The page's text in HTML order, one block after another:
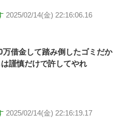
2025/02/14(金) 22:16:06.16
借金して踏み倒したゴミだか
謹慎だけで許してやれ
2025/02/14(金) 22:16:19.17